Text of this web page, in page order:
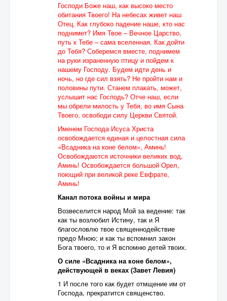
Господи Боже наш, как высоко место
обитания Твоего! На небесах живет наш
Отец. Как глубоко падение наше, кто нас
поднимет? Имя Твое – Вечное Царство,
путь к Тебе – сама вселенная. Как дойти
до Тебя? Соберемся вместе, поднимем
на руки израненную птицу и пойдем к
нашему Господу. Будем идти день и
ночь, но где сил взять? Не пройти нам и
половины пути. Станем плакать, может,
услышит нас Господь? Отче наш, если
мы обрели милость у Тебя, во имя Сына
Твоего, освободи силу Церкви Святой.
Именем Господа Исуса Христа
освобождается единая и целостная сила
«Всадника на коне белом», Аминь!
Освобождаются источники великих вод,
Аминь! Освобождается большой Орел,
поющий при великой реке Евфрате,
Аминь!
Канал потока войны и мира
Возвеселится народ Мой за ведение: так
как ты возлюбил Истину, так и Я
благословлю твое священнодействие
предо Мною; и как ты вспомнил закон
Бога твоего, то и Я вспомню детей твоих.
О силе «Всадника на коне белом»,
действующей в веках (Завет Левия)
1 И после того как будет отмщение им от
Господа, прекратится священство.